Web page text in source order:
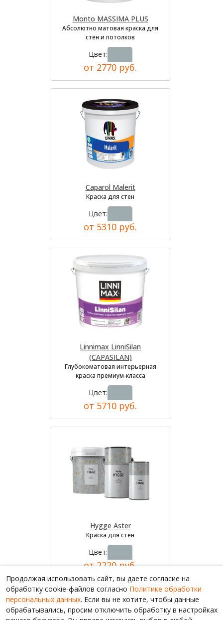
Monto MASSIMA PLUS
Абсолютно матовая краска для
стен и потолков
Цвет:
от 2770 руб.
Caparol Malerit
Краска для стен
Цвет:
от 5310 руб.
Linnimax LinniSilan
(CAPASILAN)
Глубокоматовая интерьерная
краска премиум-класса
Цвет:
от 5710 руб.
Hygge Aster
Краска для стен
Цвет:
от 2220 руб.
Продолжая использовать сайт, вы даете согласие на
обработку cookie-файлов согласно Политике обработки
персональных данных. Если вы не хотите, чтобы данные
обрабатывались, просим отключить обработку в настройках